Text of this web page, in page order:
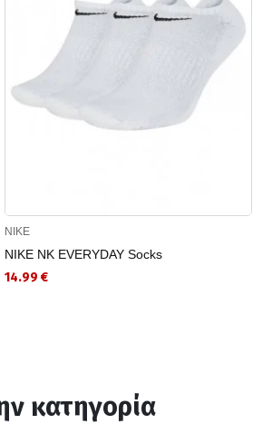
NIKE
NIKE NK EVERYDAY Socks
14.99 €
κατηγορία